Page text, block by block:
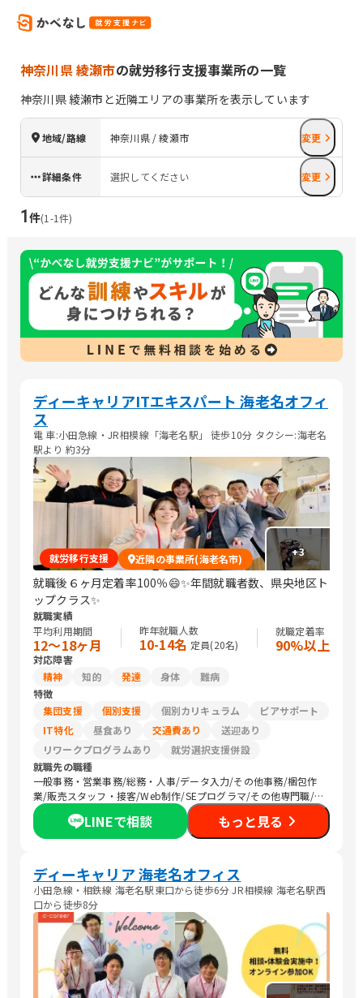
神奈川県 綾瀬市の就労移行支援事業所の一覧
神奈川県綾瀬市 と近隣エリアの事業所を表示しています
地域/路線 神奈川県 / 綾瀬市 変更
詳細条件 選択してください 変更
1件(1 -1件)
ディーキャリアITエキスパート 海老名オフィ
ス
電 車:小田急線・JR相模線「海老名駅」 徒歩10分 タクシー:海老名
駅より 約3分
+3
就労移行支援 近隣の事業所(海老名市)
就職後６ヶ月定着率100％😄✨年間就職者数、県央地区ト
ップクラス✨
就職実績
平均利用期間
12〜18ヶ月
昨年就職人数
10-14名 定員(20名)
就職定着率
90%以上
対応障害
精神
知的 発達 身体
難病
特徴
集団支援
個別支援 個別カリキュラム
ピアサポート
IT特化
昼食あり 交通費あり
送迎あり
リワークプログラムあり
就労選択支援併設
就職先の職種
一般事務・営業事務/総務・人事/データ入力/その他事務/梱包作
業/販売スタッフ・接客/Web制作/SEプログラマ/その他専門職/清
掃/農作業
LINEで相談 もっと見る
ディーキャリア 海老名オフィス
小田急線・相鉄線 海老名駅東口から徒歩6分 JR相模線 海老名駅西
口から徒歩8分